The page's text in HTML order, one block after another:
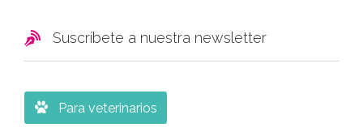
 Suscríbete a nuestra newsletter
 Para veterinarios